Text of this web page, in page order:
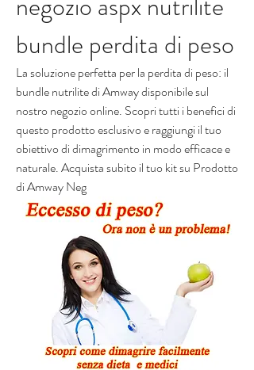
bundle perdita di peso
La soluzione perfetta per la perdita di peso: il
bundle nutrilite di Amway disponibile sul
nostro negozio online. Scopri tutti i benefici di
questo prodotto esclusivo e raggiungi il tuo
obiettivo di dimagrimento in modo efficace e
naturale. Acquista subito il tuo kit su Prodotto
di Amway Neg